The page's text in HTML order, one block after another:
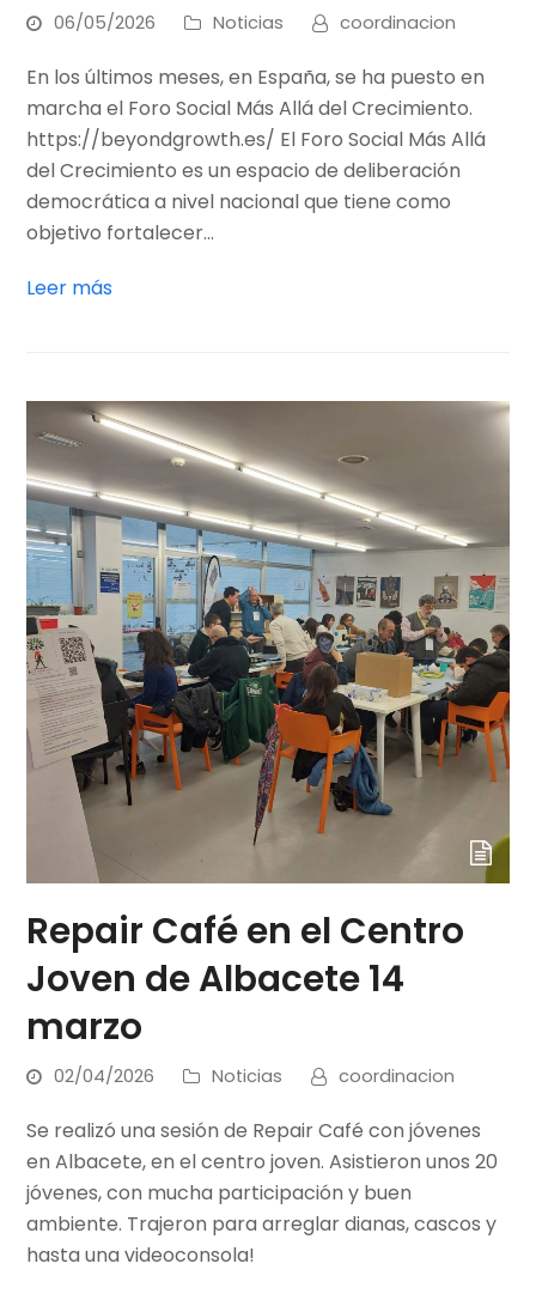
06/05/2026 Noticias coordinacion
En los últimos meses, en España, se ha puesto en
marcha el Foro Social Más Allá del Crecimiento.
https://beyondgrowth.es/ El Foro Social Más Allá
del Crecimiento es un espacio de deliberación
democrática a nivel nacional que tiene como
objetivo fortalecer…
Leer más
Repair Café en el Centro
Joven de Albacete 14
marzo
02/04/2026 Noticias coordinacion
Se realizó una sesión de Repair Café con jóvenes
en Albacete, en el centro joven. Asistieron unos 20
jóvenes, con mucha participación y buen
ambiente. Trajeron para arreglar dianas, cascos y
hasta una videoconsola!